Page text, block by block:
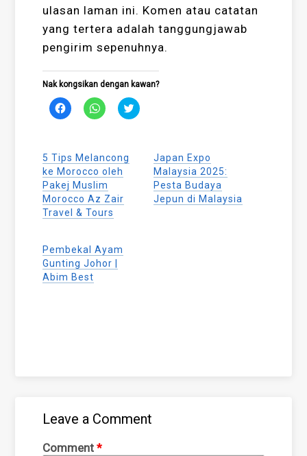
ulasan laman ini. Komen atau catatan
yang tertera adalah tanggungjawab
pengirim sepenuhnya.
Nak kongsikan dengan kawan?
Click
to
(Opens
in
new
window)
Click
to
in
new
window)
Click
to
(Opens
window)
5 Tips Melancong
ke Morocco oleh
Pakej Muslim
Morocco Az Zair
Travel & Tours
Japan Expo
Malaysia 2025:
Pesta Budaya
Jepun di Malaysia
Pembekal Ayam
Gunting Johor |
Abim Best
Leave a Comment
Comment*